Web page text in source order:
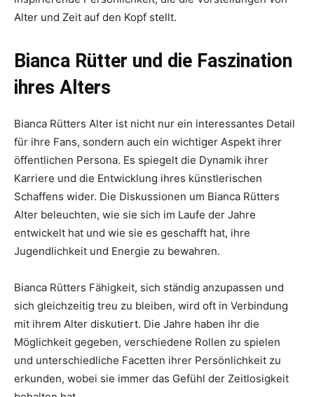
Alter und Zeit auf den Kopf stellt.
Bianca Rütter und die Faszination
ihres Alters
Bianca Rütters Alter ist nicht nur ein interessantes Detail
für ihre Fans, sondern auch ein wichtiger Aspekt ihrer
öffentlichen Persona. Es spiegelt die Dynamik ihrer
Karriere und die Entwicklung ihres künstlerischen
Schaffens wider. Die Diskussionen um Bianca Rütters
Alter beleuchten, wie sie sich im Laufe der Jahre
entwickelt hat und wie sie es geschafft hat, ihre
Jugendlichkeit und Energie zu bewahren.
Bianca Rütters Fähigkeit, sich ständig anzupassen und
sich gleichzeitig treu zu bleiben, wird oft in Verbindung
mit ihrem Alter diskutiert. Die Jahre haben ihr die
Möglichkeit gegeben, verschiedene Rollen zu spielen
und unterschiedliche Facetten ihrer Persönlichkeit zu
erkunden, wobei sie immer das Gefühl der Zeitlosigkeit